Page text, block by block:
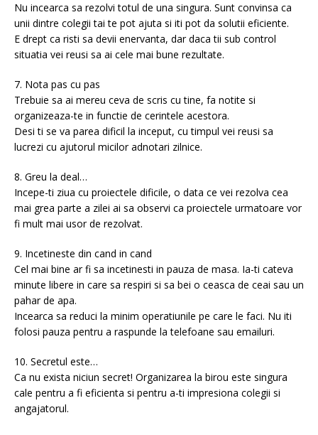
Nu incearca sa rezolvi totul de una singura. Sunt convinsa ca
unii dintre colegii tai te pot ajuta si iti pot da solutii eficiente.
E drept ca risti sa devii enervanta, dar daca tii sub control
situatia vei reusi sa ai cele mai bune rezultate.
7. Nota pas cu pas
Trebuie sa ai mereu ceva de scris cu tine, fa notite si
organizeaza-te in functie de cerintele acestora.
Desi ti se va parea dificil la inceput, cu timpul vei reusi sa
lucrezi cu ajutorul micilor adnotari zilnice.
8. Greu la deal…
Incepe-ti ziua cu proiectele dificile, o data ce vei rezolva cea
mai grea parte a zilei ai sa observi ca proiectele urmatoare vor
fi mult mai usor de rezolvat.
9. Incetineste din cand in cand
Cel mai bine ar fi sa incetinesti in pauza de masa. Ia-ti cateva
minute libere in care sa respiri si sa bei o ceasca de ceai sau un
pahar de apa.
Incearca sa reduci la minim operatiunile pe care le faci. Nu iti
folosi pauza pentru a raspunde la telefoane sau emailuri.
10. Secretul este…
Ca nu exista niciun secret! Organizarea la birou este singura
cale pentru a fi eficienta si pentru a-ti impresiona colegii si
angajatorul.